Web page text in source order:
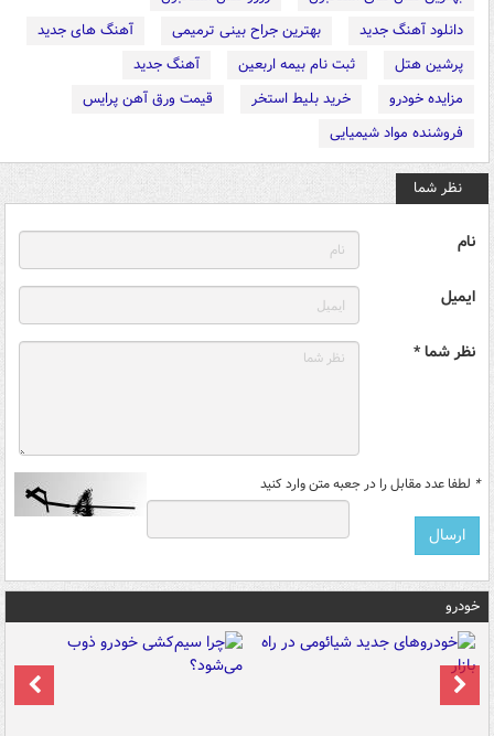
دانلود آهنگ جدید
بهترین جراح بینی ترمیمی
آهنگ های جدید
پرشین هتل
ثبت نام بیمه اربعین
آهنگ جدید
مزایده خودرو
خرید بلیط استخر
قیمت ورق آهن پرایس
فروشنده مواد شیمیایی
نظر شما
نام
ایمیل
نظر شما *
* لطفا عدد مقابل را در جعبه متن وارد کنید
خودرو